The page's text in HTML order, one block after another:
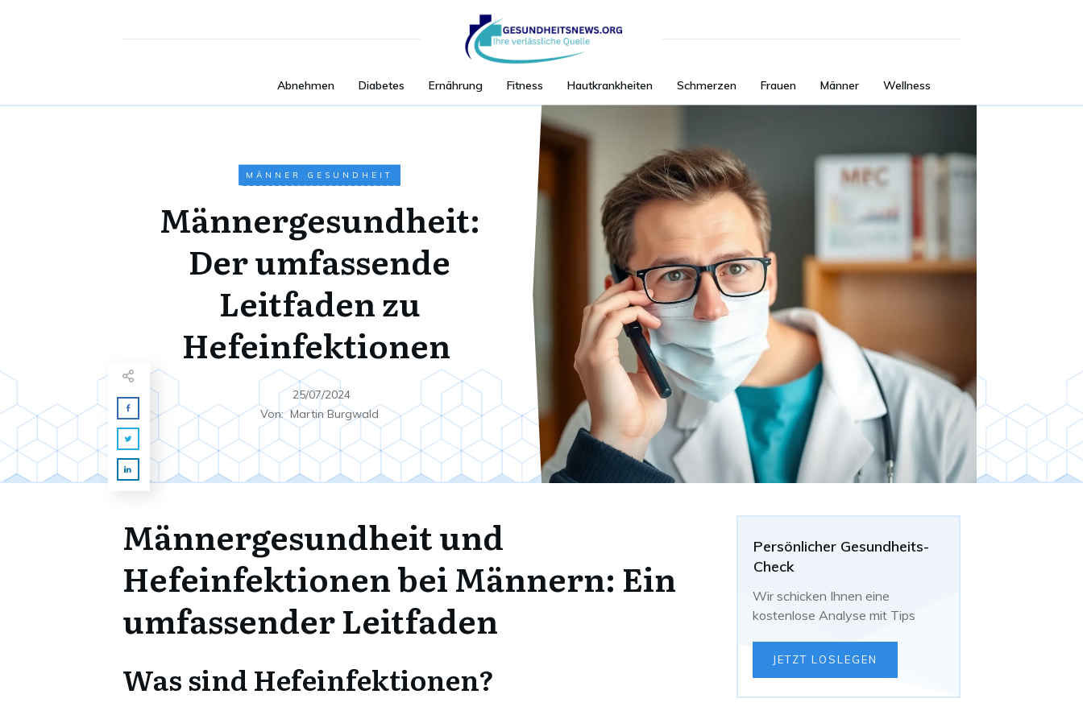
Abnehmen Diabetes Ernährung Fitness Hautkrankheiten Schmerzen Frauen Männer Wellness
MÄNNER GESUNDHEIT
Männergesundheit:
Der umfassende
Leitfaden zu
Hefeinfektionen
25/07/2024
Von:Martin Burgwald
Männergesundheit und
Hefeinfektionen bei Männern: Ein
umfassender Leitfaden
Was sind Hefeinfektionen?
Persönlicher Gesundheits-
Check
Wir schicken Ihnen eine
kostenlose Analyse mit Tips
JETZT LOSLEGEN